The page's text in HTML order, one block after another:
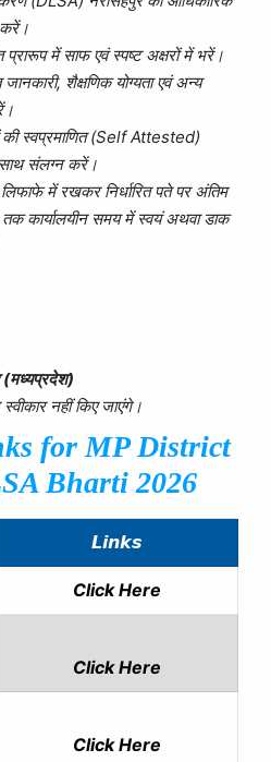
करें।
प्रारूप में साफ एवं स्पष्ट अक्षरों में भरें।
शैक्षणिक योग्यता एवं अन्य
स्वप्रमाणित (Self Attested)
संलग्न करें।
में रखकर निर्धारित पते पर अंतिम
तक कार्यालयीन समय में स्वयं अथवा डाक
(मध्यप्रदेश)
नहीं किए जाएंगे।
for MP District
Bharti 2026
Links
Click Here
Click Here
Click Here